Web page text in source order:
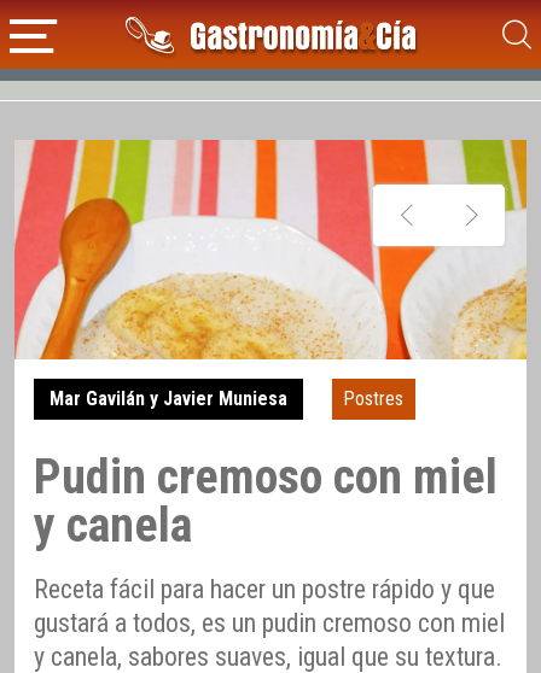
Mar Gavilán y Javier Muniesa Postres
Pudin cremoso con miel
y canela
Receta fácil para hacer un postre rápido y que
gustará a todos, es un pudin cremoso con miel
y canela, sabores suaves, igual que su textura.